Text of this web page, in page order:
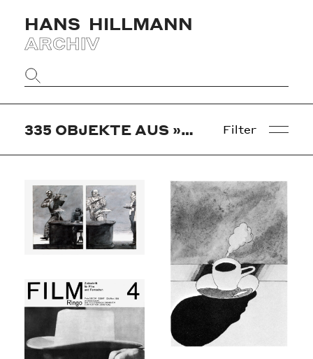
HANS HILLMANN
ARCHIV
Website
durchsuchen
335 OBJEKTE AUS »FRANKFURT AM MAIN« Filter